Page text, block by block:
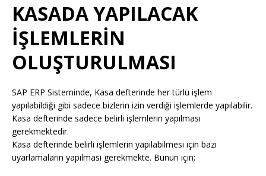
KASADA YAPILACAK
İŞLEMLERİN
OLUŞTURULMASI
SAP ERP Sisteminde, Kasa defterinde her türlü işlem
yapılabildiği gibi sadece bizlerin izin verdiği işlemlerde yapılabilir.
Kasa defterinde sadece belirli işlemlerin yapılması
gerekmektedir.
Kasa defterinde belirli işlemlerin yapılabilmesi için bazı
uyarlamaların yapılması gerekmekte. Bunun için;